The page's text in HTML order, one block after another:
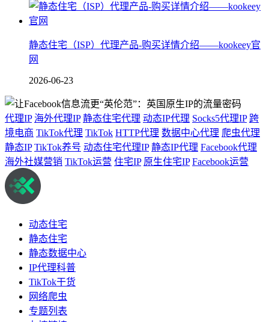
静态住宅（ISP）代理产品-购买详情介绍——kookeey官
网
2026-06-23
代理IP 海外代理IP 静态住宅代理 动态IP代理 Socks5代理IP 跨
境电商 TikTok代理 TikTok HTTP代理 数据中心代理 爬虫代理
静态IP TikTok养号 动态住宅代理IP 静态IP代理 Facebook代理
海外社媒营销 TikTok运营 住宅IP 原生住宅IP Facebook运营
动态住宅
静态住宅
静态数据中心
IP代理科普
TikTok干货
网络爬虫
专题列表